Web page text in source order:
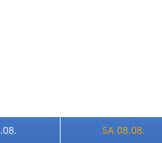
SA 08.08.